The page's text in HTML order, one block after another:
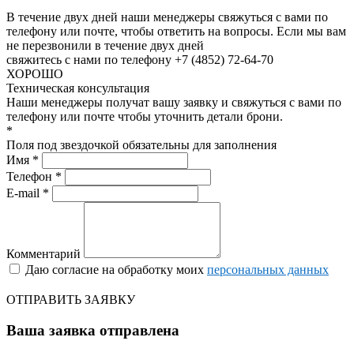
В течение двух дней наши менеджеры свяжуться с вами по
телефону или почте, чтобы ответить на вопросы. Если мы вам
не перезвонили в течение двух дней
свяжитесь с нами по телефону +7 (4852) 72-64-70
ХОРОШО
Техническая консультация
Наши менеджеры получат вашу заявку и свяжуться с вами по
телефону или почте чтобы уточнить детали брони.
*
Поля под звездочкой обязательны для заполнения
Имя *
Телефон *
E-mail *
Комментарий
Даю согласие на обработку моих персональных данных
ОТПРАВИТЬ ЗАЯВКУ
Ваша заявка отправлена